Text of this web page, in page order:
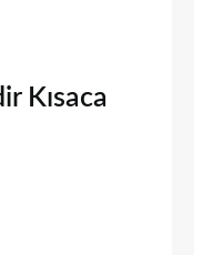
Kısaca